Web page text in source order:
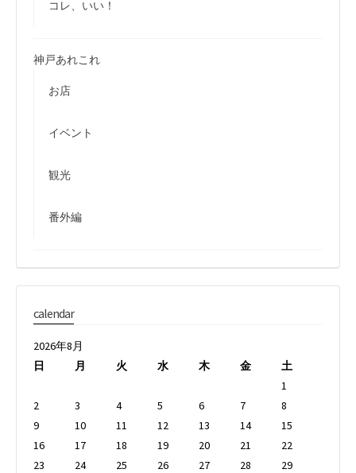
コレ、いい！
神戸あれこれ
お店
イベント
観光
番外編
calendar
2026年8月
日
月 火 水 木 金
土
1
2
3 4 5 6 7
8
9
10 11 12 13 14
15
16
17 18 19 20 21
22
23
24 25 26 27 28
29